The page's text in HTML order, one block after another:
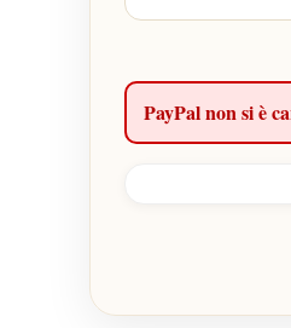
PayPal non si è